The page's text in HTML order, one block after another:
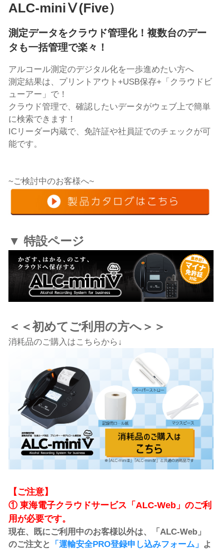
ALC-miniⅤ(Five）
測定データをクラウド管理化！複数台のデー
タも一括管理で楽々！
アルコール測定のデジタル化を一歩進めたい方へ
測定結果は、プリントアウト+USB保存+「クラウドビ
ューアー」で！
クラウド管理で、確認したいデータがウェブ上で簡単
に検索できます！
ICリーダー内蔵で、免許証や社員証でのチェックが可
能です。
~ご検討中のお客様へ~
▼ 特設ページ
＜＜初めてご利用の方へ＞＞
消耗品のご購入はこちらから↓
【ご注意】
① 東海電子クラウドサービス「ALC-Web」のご利
用が必要です。
現在、既にご利用中のお客様以外は、「ALC-Web」
のご注文と
「運輸安全PRO登録申し込みフォーム」 よ